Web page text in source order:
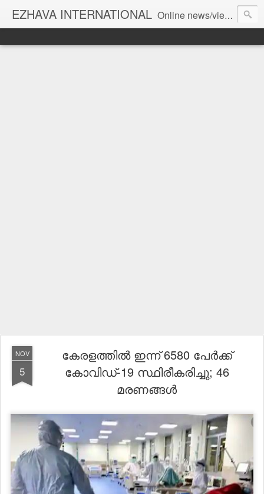
EZHAVA INTERNATIONAL Online news/views JOURNAL... Connecting the community worldwide Editorial Director: Prem Chandran
NOV
5
കേരളത്തില്‍ ഇന്ന് 6580 പേര്‍ക്ക്
കോവിഡ്-19 സ്ഥിരീകരിച്ചു; 46
മരണങ്ങള്‍